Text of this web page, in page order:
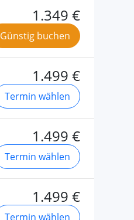
1.349 €
Günstig buchen
1.499 €
Termin wählen
1.499 €
Termin wählen
1.499 €
Termin wählen